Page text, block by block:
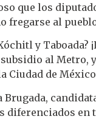
que los
fregarse al
y
al
Ciudad de
diferenciados